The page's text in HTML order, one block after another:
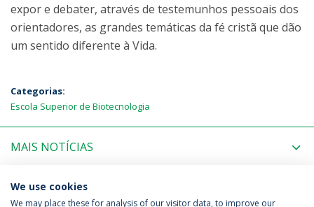
expor e debater, através de testemunhos pessoais dos
orientadores, as grandes temáticas da fé cristã que dão
um sentido diferente à Vida.
Categorias:
Escola Superior de Biotecnologia
MAIS NOTÍCIAS
PRÓXIMOS EVENTOS
We use cookies
We may place these for analysis of our visitor data, to improve our